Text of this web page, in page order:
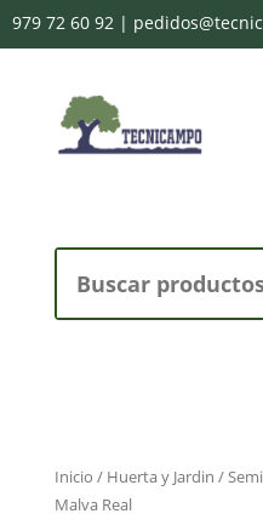
979 72 60 92 |
Inicio / Huerta y Jardin /
Malva Real